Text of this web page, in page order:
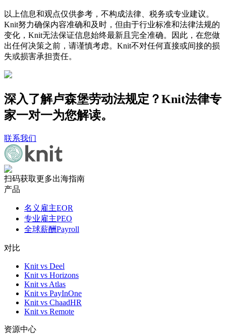
以上信息和观点仅供参考，不构成法律、税务或专业建议。
Knit努力确保内容准确和及时，但由于行业标准和法律法规的
变化，Knit无法保证信息始终最新且完全准确。因此，在您做
出任何决策之前，请谨慎考虑。Knit不对任何直接或间接的损
失或损害承担责任。
深入了解卢森堡劳动法规定？Knit法律专
家一对一为您解读。
联系我们
扫码获取更多出海指南
产品
名义雇主EOR
专业雇主PEO
全球薪酬Payroll
对比
Knit vs Deel
Knit vs Horizons
Knit vs Atlas
Knit vs PayInOne
Knit vs ChaadHR
Knit vs Remote
资源中心